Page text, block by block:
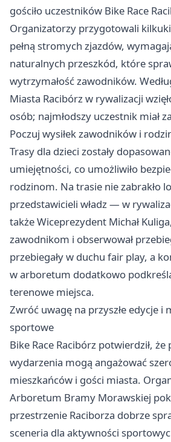
gościło uczestników Bike Race
Organizatorzy przygotowali
pełną stromych zjazdów,
naturalnych przeszkód, które
wytrzymałość zawodników.
Miasta Racibórz w rywalizacji
osób; najmłodszy uczestnik miał
Poczuj wysiłek zawodników i
Trasy dla dzieci zostały
umiejętności, co umożliwiło
rodzinom. Na trasie nie zabrakło
przedstawicieli władz — w
także Wiceprezydent Michał
zawodnikom i obserwował
przebiegały w duchu fair play, a
w arboretum dodatkowo
terenowe miejsca.
Zwróć uwagę na przyszłe edycje i
sportowe
Bike Race Racibórz potwierdził,
wydarzenia mogą angażować
mieszkańców i gości miasta.
Arboretum Bramy Morawskiej
przestrzenie Raciborza dobrze
sceneria dla aktywności